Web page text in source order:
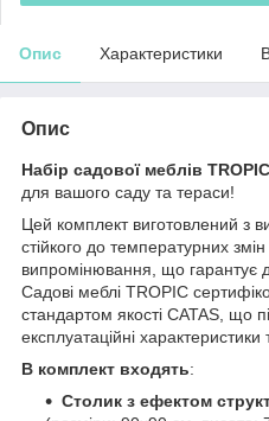
Опис Характеристики
Опис
Набір садової меблів
для вашого саду та тераси!
Цей комплект виготовлений з
стійкого до температурних
випромінювання, що гарантує
Садові меблі TROPIC
стандартом якості CATAS, що
експлуатаційні характеристики
В комплект входять:
Столик з ефектом